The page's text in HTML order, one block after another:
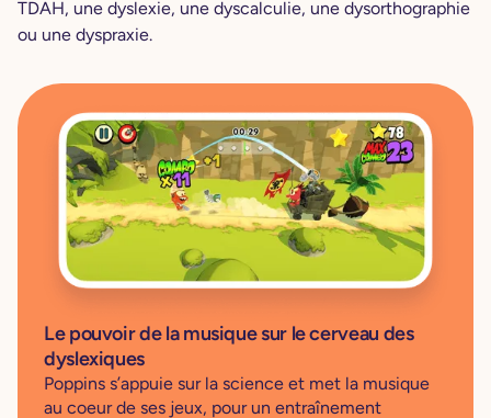
TDAH, une dyslexie, une dyscalculie, une dysorthographie
ou une dyspraxie.
Le pouvoir de la musique sur le cerveau des
dyslexiques
Poppins s’appuie sur la science et met la musique
au coeur de ses jeux, pour un entraînement